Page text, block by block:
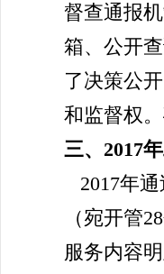
督查通报
箱、公开
了决策公
和监督权
三、2017
2017年通
（宛开管
服务内容